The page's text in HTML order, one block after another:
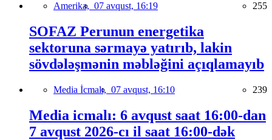
Amerika, 07 avqust, 16:19 255
SOFAZ Perunun energetika
sektoruna sərmayə yatırıb, lakin
sövdələşmənin məbləğini açıqlamayıb
Media İcmalı, 07 avqust, 16:10 239
Media icmalı: 6 avqust saat 16:00-dan
7 avqust 2026-cı il saat 16:00-dək